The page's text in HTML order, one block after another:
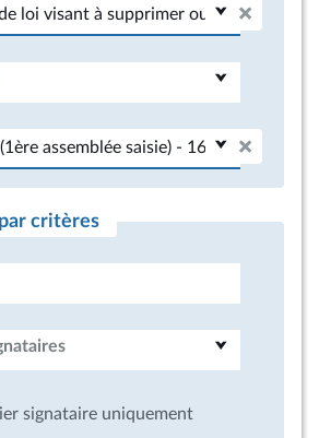
critères
signataire uniquement